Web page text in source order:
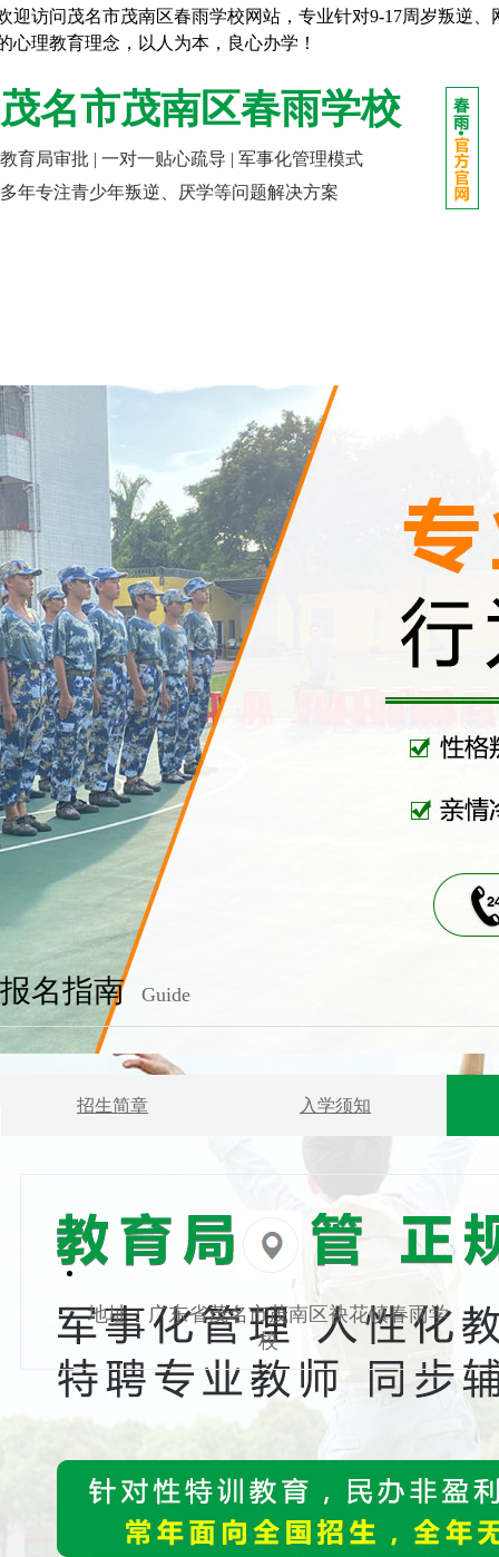
茂名市茂南区春雨学校
教育局审批 | 一对一贴心疏导 | 军事化管理模式
多年专注青少年叛逆、厌学等问题解决方案
迎访问茂名市茂南区春雨学校网站，专业针对9-17周岁叛逆
心理教育理念，以人为本，良心办学！
地址：广东省茂名市茂南区袂花镇春雨学
校
报名指南 Guide
招生简章 入学须知